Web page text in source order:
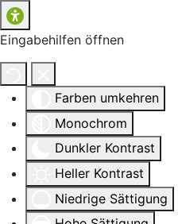
Eingabehilfen öffnen
Farben umkehren
Monochrom
Dunkler Kontrast
Heller Kontrast
Niedrige Sättigung